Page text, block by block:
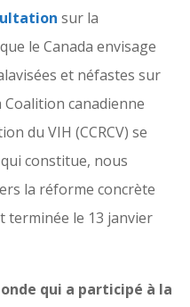
sur la
le Canada envisage
et néfastes sur
canadienne
du VIH (CCRCV) se
constitue, nous
la réforme concrète
terminée le 13 janvier
qui a participé à la